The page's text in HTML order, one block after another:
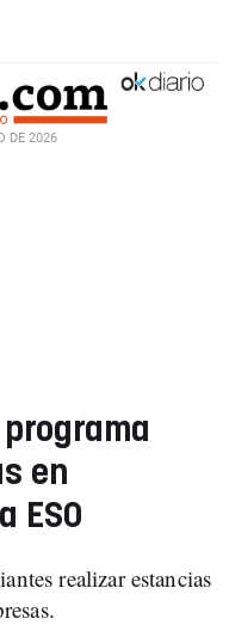
DE 2026
en
ESO
realizar estancias